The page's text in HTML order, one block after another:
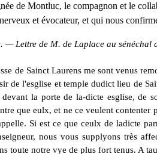
de Montluc, le compagnon et le
et évocateur, et qui nous
— Lettre de M. de Laplace au
de Sainct Laurens mesont venus
de l'esglise et temple dudict lieu de
la porte de la-dicte esglise, de
queeulx,et ne ce veulent contenter
Si est ce que ceulx de ladicte
nous vous supplyons très
toute notre vye de plus fort tenus. A